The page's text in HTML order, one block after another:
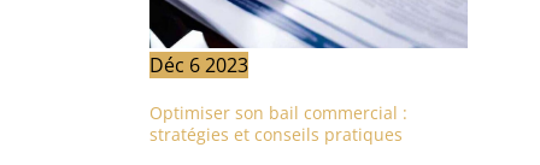
Déc 62023
Optimiser son bail commercial :
stratégies et conseils pratiques